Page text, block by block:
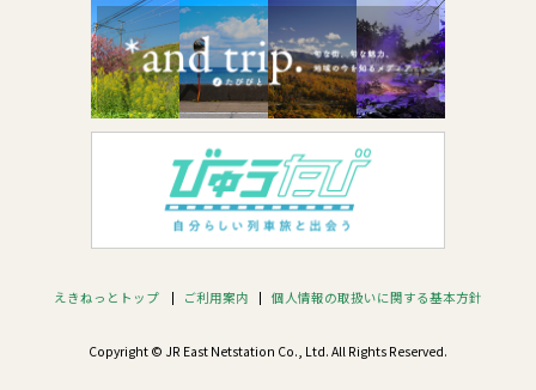
えきねっとトップ ご利用案内 個人情報の取扱いに関する基本方針
Copyright © JR East Netstation Co., Ltd. All Rights Reserved.